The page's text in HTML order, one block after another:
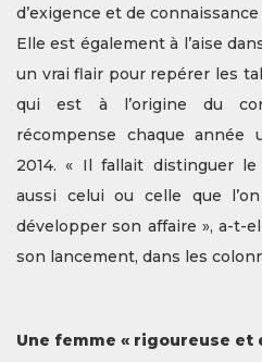
d’exigence et de
Elle est également à l’aise
un vrai flair pour repérer les
qui est à l’origine du
récompense chaque année
2014. « Il fallait distinguer
aussi celui ou celle que
développer son affaire », a-t-
son lancement, dans les
Une femme « rigoureuse et